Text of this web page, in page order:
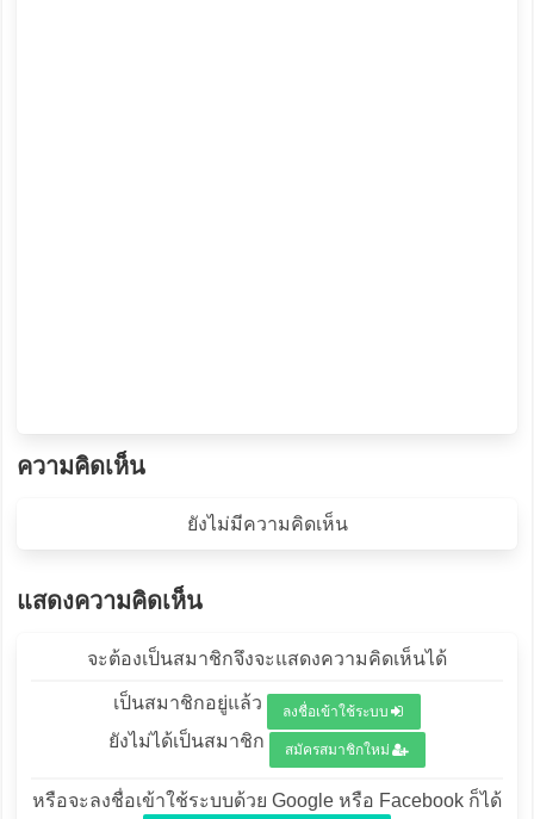
ความคิดเห็น
ยังไม่มีความคิดเห็น
แสดงความคิดเห็น
จะต้องเป็นสมาชิกจึงจะแสดงความคิดเห็นได้
เป็นสมาชิกอยู่แล้ว ลงชื่อเข้าใช้ระบบ
ยังไม่ได้เป็นสมาชิก สมัครสมาชิกใหม่
หรือจะลงชื่อเข้าใช้ระบบด้วย Google หรือ Facebook ก็ได้